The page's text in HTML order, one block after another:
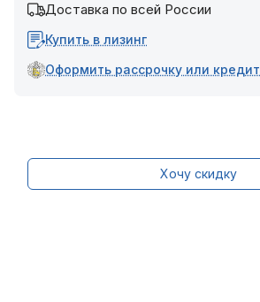
Доставка по всей России
Купить в лизинг
Оформить рассрочку или кредит
Хочу скидку